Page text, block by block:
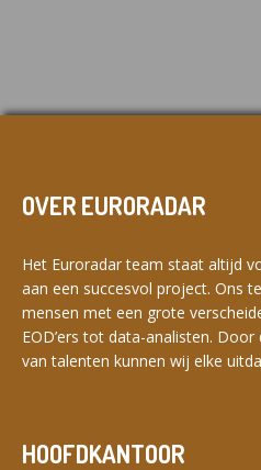
OVER EURORADAR
Het Euroradar team staat altijd
aan een succesvol project. Ons
mensen met een grote
EOD’ers tot data-analisten.
van talenten kunnen wij elke
HOOFDKANTOOR